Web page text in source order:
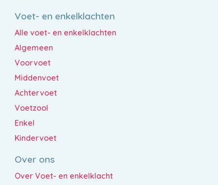
Voet- en enkelklachten
Alle voet- en enkelklachten
Algemeen
Voorvoet
Middenvoet
Achtervoet
Voetzool
Enkel
Kindervoet
Over ons
Over Voet- en enkelklacht